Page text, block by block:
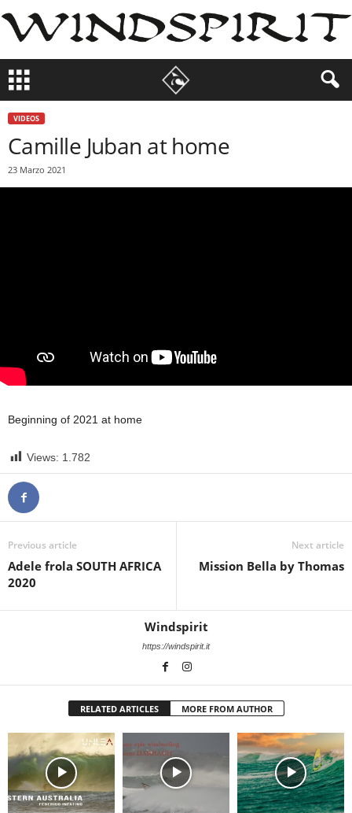
VIDEOS
Camille Juban at home
23 Marzo 2021
Beginning of 2021 at home
Views: 1.782
Previous article
Adele frola SOUTH AFRICA
2020
Next article
Mission Bella by Thomas
Windspirit
https://windspirit.it
RELATED ARTICLES MORE FROM AUTHOR